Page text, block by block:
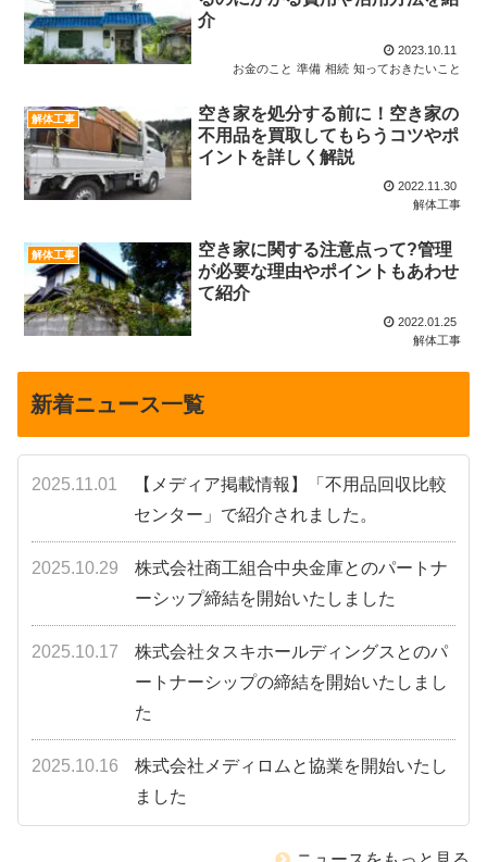
介
2023.10.11
お金のこと 準備 相続 知っておきたいこと
解体工事
空き家を処分する前に！空き家の
不用品を買取してもらうコツやポ
イントを詳しく解説
2022.11.30
解体工事
解体工事
空き家に関する注意点って?管理
が必要な理由やポイントもあわせ
て紹介
2022.01.25
解体工事
新着ニュース一覧
2025.11.01
【メディア掲載情報】「不用品回収比較
センター」で紹介されました。
2025.10.29
株式会社商工組合中央金庫とのパートナ
ーシップ締結を開始いたしました
2025.10.17
株式会社タスキホールディングスとのパ
ートナーシップの締結を開始いたしまし
た
2025.10.16
株式会社メディロムと協業を開始いたし
ました